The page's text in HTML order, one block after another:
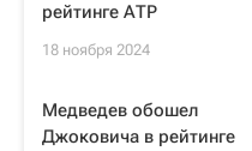
рейтинге АТР
18 ноября 2024
Медведев обошел
Джоковича в рейтинге